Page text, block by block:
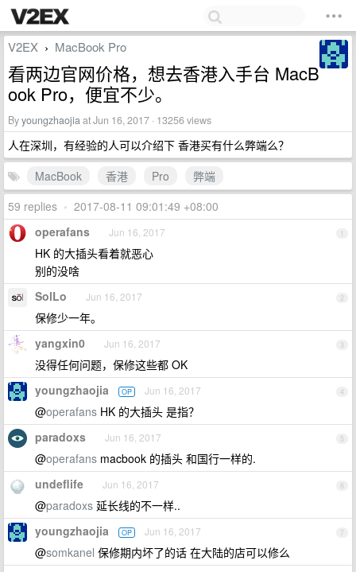
V2EX › MacBook Pro
看两边官网价格，想去香港入手台 MacB
ook Pro，便宜不少。
Byyoungzhaojiaat Jun 16, 2017 · 13256 views
人在深圳，有经验的人可以介绍下 香港买有什么弊端么？
MacBook
香港 Pro
弊端
59 replies • 2017-08-11 09:01:49 +08:00
1
operafans Jun 16, 2017
HK 的大插头看着就恶心
别的没啥
2
SolLo Jun 16, 2017
保修少一年。
3
yangxin0 Jun 16, 2017
没得任何问题，保修这些都 OK
4
youngzhaojia OP Jun 16, 2017
@operafans HK 的大插头 是指？
5
paradoxs Jun 16, 2017
@operafans macbook 的插头 和国行一样的.
6
undeflife Jun 16, 2017
@paradoxs 延长线的不一样..
7
youngzhaojia OP Jun 16, 2017
@somkanel 保修期内坏了的话 在大陆的店可以修么